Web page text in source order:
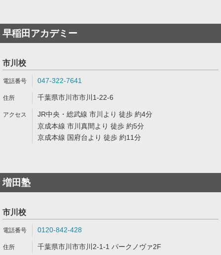
早稲田アカデミー
市川校
047-322-7641
千葉県市川市市川1-22-6
JR中央・総武線 市川より 徒歩 約4分
京成本線 市川真間より 徒歩 約5分
京成本線 国府台より 徒歩 約11分
増田塾
市川校
0120-842-428
千葉県市川市市川2-1-1 パークノヴァ2F